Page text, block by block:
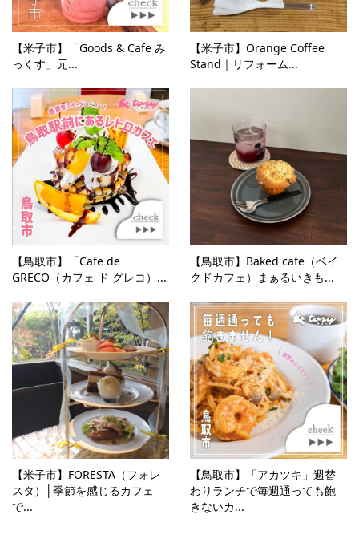
【米子市】「Goods & Cafe み
っくす」元...
【米子市】Orange Coffee
Stand｜リフォーム...
【鳥取市】「Cafe de
GRECO（カフェ ド グレコ）...
【鳥取市】Baked cafe（ベイ
クドカフェ）まぁるいきも...
【米子市】FORESTA（フォレ
スタ）│季節を感じるカフェ
で...
【鳥取市】「アカツキ」週替
わりランチで毎週通っても飽
きないカ...